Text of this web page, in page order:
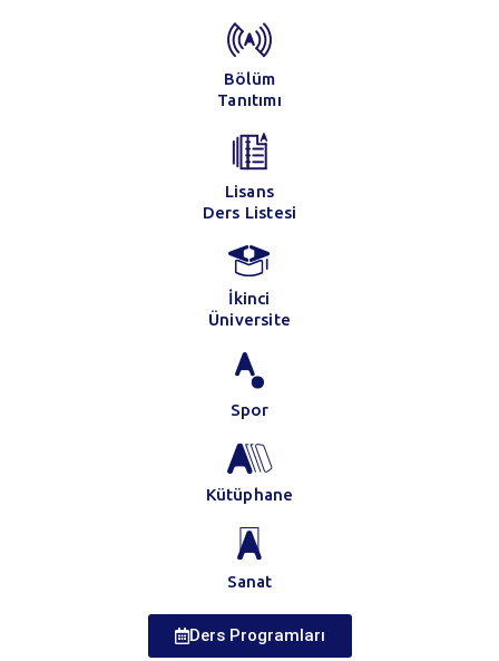
Bölüm
Tanıtımı
Lisans
Ders Listesi
İkinci
Üniversite
Spor
Kütüphane
Sanat
Ders Programları